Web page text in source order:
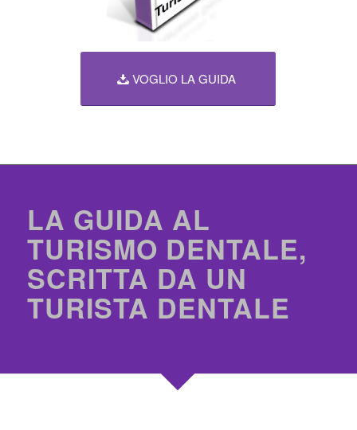
VOGLIO LA GUIDA
LA GUIDA AL
TURISMO DENTALE,
SCRITTA DA UN
TURISTA DENTALE